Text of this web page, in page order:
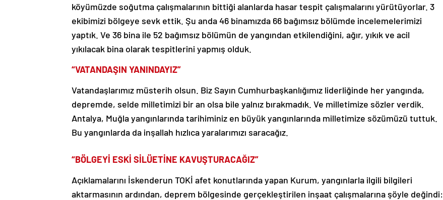
köyümüzde soğutma çalışmalarının bittiği alanlarda hasar tespit çalışmalarını yürütüyorlar. 3
ekibimizi bölgeye sevk ettik. Şu anda 46 binamızda 66 bağımsız bölümde incelemelerimizi
yaptık. Ve 36 bina ile 52 bağımsız bölümün de yangından etkilendiğini, ağır, yıkık ve acil
yıkılacak bina olarak tespitlerini yapmış olduk.
“VATANDAŞIN YANINDAYIZ”
Vatandaşlarımız müsterih olsun. Biz Sayın Cumhurbaşkanlığımız liderliğinde her yangında,
depremde, selde milletimizi bir an olsa bile yalnız bırakmadık. Ve milletimize sözler verdik.
Antalya, Muğla yangınlarında tarihiminiz en büyük yangınlarında milletimize sözümüzü tuttuk.
Bu yangınlarda da inşallah hızlıca yaralarımızı saracağız.
“BÖLGEYİ ESKİ SİLÜETİNE KAVUŞTURACAĞIZ”
Açıklamalarını İskenderun TOKİ afet konutlarında yapan Kurum, yangınlarla ilgili bilgileri
aktarmasının ardından, deprem bölgesinde gerçekleştirilen inşaat çalışmalarına şöyle değindi: